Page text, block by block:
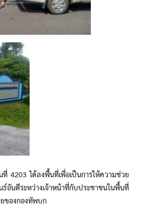
ได้ลงพื้นที่เพื่อเป็นการให้ความช่วย
อันดีระหว่างเจ้าหน้าที่กับประชาชนในพื้นที่
ของกองทัพบก